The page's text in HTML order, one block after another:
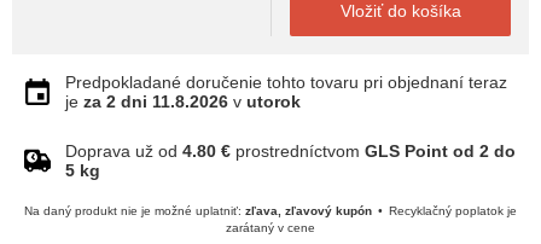
Vložiť do košíka
Predpokladané doručenie tohto tovaru pri objednaní teraz
je za 2 dni 11.8.2026 v utorok
Doprava už od 4.80 € prostredníctvom GLS Point od 2 do
5 kg
Na daný produkt nie je možné uplatniť: zľava, zľavový kupón
Recyklačný poplatok je
zarátaný v cene